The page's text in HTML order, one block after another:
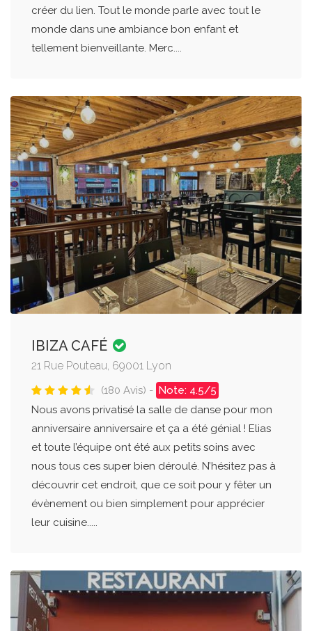
créer du lien. Tout le monde parle avec tout le
monde dans une ambiance bon enfant et
tellement bienveillante. Merc....
IBIZA CAFÉ
21 Rue Pouteau, 69001 Lyon
(180 Avis) - Note: 4.5/5
Nous avons privatisé la salle de danse pour mon
anniversaire anniversaire et ça a été génial ! Elias
et toute l’équipe ont été aux petits soins avec
nous tous ces super bien déroulé. N’hésitez pas à
découvrir cet endroit, que ce soit pour y fêter un
évènement ou bien simplement pour apprécier
leur cuisine.....